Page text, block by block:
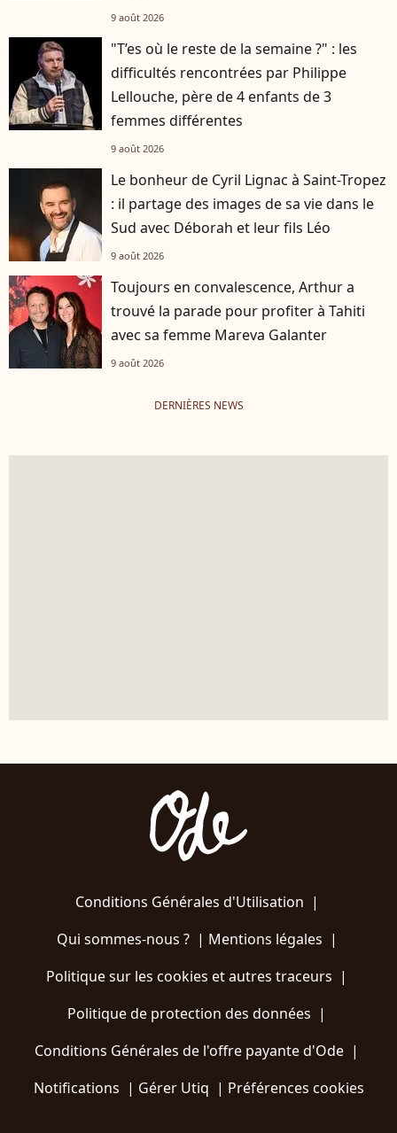
9 août 2026
"T’es où le reste de la semaine ?" : les
difficultés rencontrées par Philippe
Lellouche, père de 4 enfants de 3
femmes différentes
9 août 2026
Le bonheur de Cyril Lignac à Saint-Tropez
: il partage des images de sa vie dans le
Sud avec Déborah et leur fils Léo
9 août 2026
Toujours en convalescence, Arthur a
trouvé la parade pour profiter à Tahiti
avec sa femme Mareva Galanter
9 août 2026
DERNIÈRES NEWS
Conditions Générales d'Utilisation |
Qui sommes-nous ?| Mentions légales |
Politique sur les cookies et autres traceurs |
Politique de protection des données |
Conditions Générales de l'offre payante d'Ode |
Notifications | Gérer Utiq | Préférences cookies